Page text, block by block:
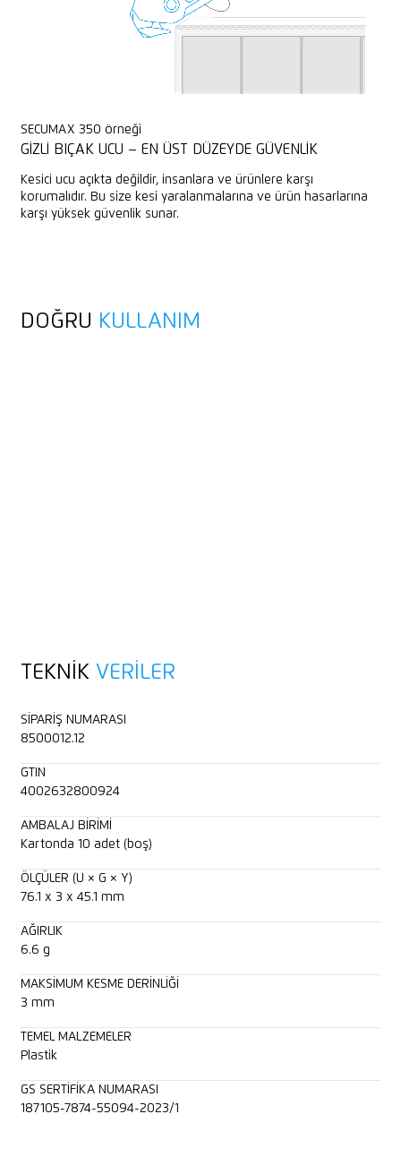
GIZLI BIÇAK UCU – EN ÜST DÜZEYDE GÜVENLIK
Kesici ucu açıkta değildir, insanlara ve ürünlere karşı
korumalıdır. Bu size kesi yaralanmalarına ve ürün hasarlarına
karşı yüksek güvenlik sunar.
SECUMAX 350 örneği
DOĞRU KULLANIM
TEKNIK VERILER
SIPARIŞ NUMARASI
8500012.12
GTIN
4002632800924
AMBALAJ BIRIMI
Kartonda 10 adet (boş)
ÖLÇÜLER (U × G × Y)
76.1 x 3 x 45.1 mm
AĞIRLIK
6.6 g
MAKSIMUM KESME DERINLIĞI
3 mm
TEMEL MALZEMELER
Plastik
GS SERTIFIKA NUMARASI
187105-7874-55094-2023/1